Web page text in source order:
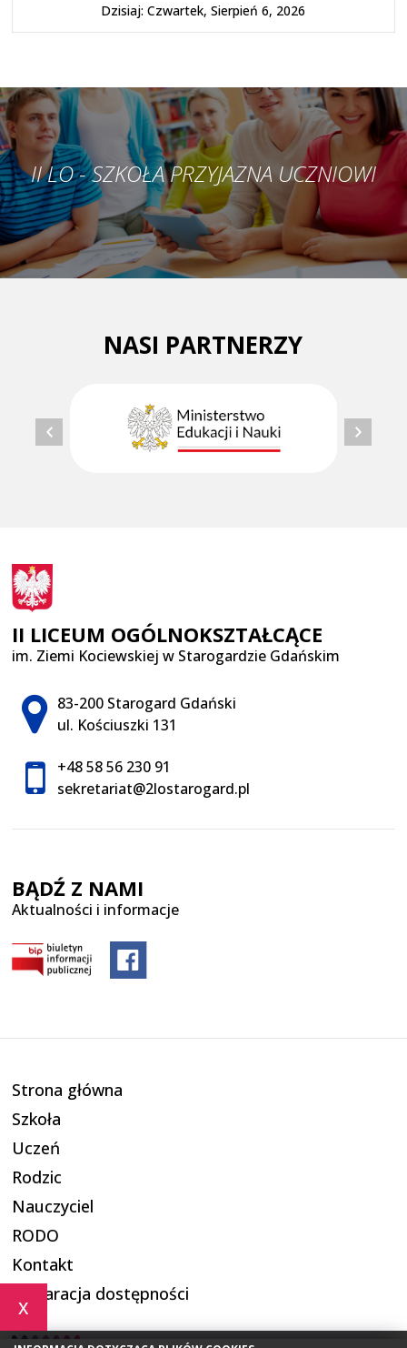
x
Dzisiaj: Czwartek, Sierpień 6, 2026
II LO - SZKOŁA PRZYJAZNA UCZNIOWI
NASI PARTNERZY
II LICEUM OGÓLNOKSZTAŁCĄCE
im. Ziemi Kociewskiej w Starogardzie Gdańskim
Adres pocztowy:
83-200 Starogard Gdański
ul. Kościuszki 131
+48 58 56 230 91
sekretariat@2lostarogard.pl
BĄDŹ Z NAMI
Aktualności i informacje
Strona główna
Szkoła
Uczeń
Rodzic
Nauczyciel
RODO
Kontakt
Deklaracja dostępności